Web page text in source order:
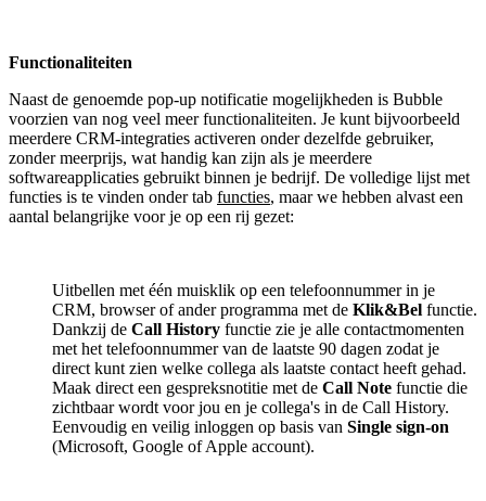
Functionaliteiten
Naast de genoemde pop-up notificatie mogelijkheden is Bubble
voorzien van nog veel meer functionaliteiten. Je kunt bijvoorbeeld
meerdere CRM-integraties activeren onder dezelfde gebruiker,
zonder meerprijs, wat handig kan zijn als je meerdere
softwareapplicaties gebruikt binnen je bedrijf. De volledige lijst met
functies is te vinden onder tab functies, maar we hebben alvast een
aantal belangrijke voor je op een rij gezet:
Uitbellen met één muisklik op een telefoonnummer in je
CRM, browser of ander programma met de Klik&Bel functie.
Dankzij de Call History functie zie je alle contactmomenten
met het telefoonnummer van de laatste 90 dagen zodat je
direct kunt zien welke collega als laatste contact heeft gehad.
Maak direct een gespreksnotitie met de Call Note functie die
zichtbaar wordt voor jou en je collega's in de Call History.
Eenvoudig en veilig inloggen op basis van Single sign-on
(Microsoft, Google of Apple account).